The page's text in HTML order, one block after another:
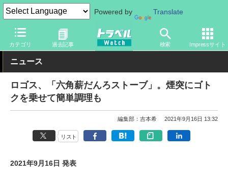
Powered by Translate
カテゴリ 過去記事 検索 Impressサイト
トラベル Watch 旅のアイテム 旅行グッズ
ニュース
ロゴス、「六角薪だんろストーブ」。煙突にゴト
クを乗せて簡単調理も
編集部：吉本希 2021年9月16日 13:32
リスト
2021年9月16日 発表